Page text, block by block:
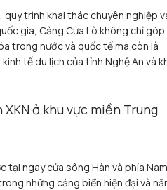
quy trình khai thác chuyên nghiệp
gia, Cảng Cửa Lò không chỉ góp
trong nước và quốc tế mà còn là
tế du lịch của tỉnh Nghệ An và
ở khu vực miền Trung
tại ngay cửa sông Hàn và phía Nam
những cảng biển hiện đại và